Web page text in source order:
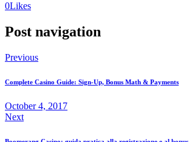
0Likes
Post navigation
Previous
Complete Casino Guide: Sign-Up, Bonus Math & Payments
October 4, 2017
Next